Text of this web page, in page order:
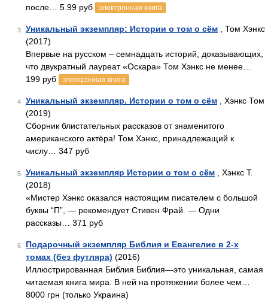
после… 5.99 руб
электронная книга
3 Уникальный экземпляр: Истории о том о сём , Том Хэнкс
(2017)
Впервые на русском – семнадцать историй, доказывающих,
что двукратный лауреат «Оскара» Том Хэнкс не менее…
199 руб
электронная книга
4 Уникальный экземпляр. Истории о том о сём , Хэнкс Том
(2019)
Сборник блистательных рассказов от знаменитого
американского актёра! Том Хэнкс, принадлежащий к
числу… 347 руб
5 Уникальный экземпляр Истории о том о сём , Хэнкс Т.
(2018)
«Мистер Хэнкс оказался настоящим писателем с большой
буквы “П”, — рекомендует Стивен Фрай. — Одни
рассказы… 371 руб
6
Подарочный экземпляр Библия и Евангелие в 2-х
томах (без футляра) (2016)
Иллюстрированная Библия Библия—это уникальная, самая
читаемая книга мира. В ней на протяжении более чем…
8000 грн (только Украина)